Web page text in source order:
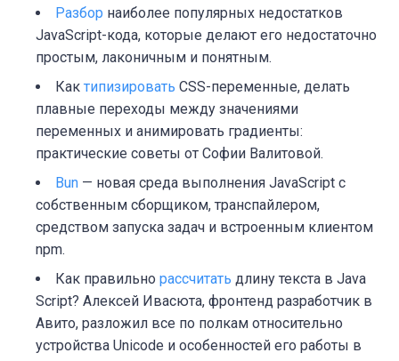
Разбор наиболее популярных недостатков
JavaScript-кода, которые делают его недостаточно
простым, лаконичным и понятным.
Как типизировать CSS-переменные, делать
плавные переходы между значениями
переменных и анимировать градиенты:
практические советы от Софии Валитовой.
Bun — новая среда выполнения JavaScript с
собственным сборщиком, транспайлером,
средством запуска задач и встроенным клиентом
npm.
Как правильно рассчитать длину текста в Java
Script? Алексей Ивасюта, фронтенд разработчик в
Авито, разложил все по полкам относительно
устройства Unicode и особенностей его работы в